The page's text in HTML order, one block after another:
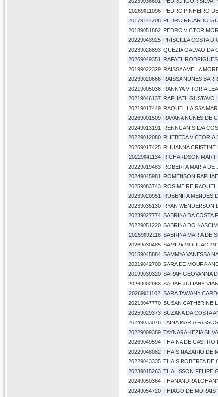
20269011096
PEDRO PINHEIRO
20179144208 PEDRO RICARDO
20189051882 PEDRO VICTOR
20229043925 PRISCILLA COSTA
20239026893 QUEZIA GALVAO DA
20269049351
RAFAEL
20199022329 RAISSA AMELIA
20239020666 RAISSA NUNES
20219005036 RANNYA VITORIA
20219046137 RAPHAEL GUSTAVO
20219017449 RAQUEL LAISSA
20269001509 RAYANA NUNES DE
20249013191
RENNOAN SILVA
20229012080 RHEBECA VICTORIA
20259017425 RHUANNA CRISTINE
20229041134
RICHARDSON
20229019483 ROBERTA MARIA DE
20249045981
ROMENSON
20259083743 ROSIMEIRE
20239020951
RUBENITA MENDES
20239035130 RYAN WENDERSON
20239027774 SABRINA DA COSTA
20229051220 SABRINA DO
20259092116 SABRINA MARIA DE
20269030485 SAMIRA MOURAO
20159045884 SAMMYA VANESSA
20219042700 SARA DE MOURA
20199030320 SARAH GEOVANNA
20269002963 SARAH JULIANY
20269011102 SARA TAWANY
20219047770 SUSAN CATHERINE
20259029373 SUZANA DA COSTA
20249033078 TAINA MARIA
20229009389 TAYNARA KEZIA
20269049594 THAINA DE CASTRO
20229048082 THAIS NAZARIO DE
20229043335 THAIS ROBERTA DE
20239015263 THALISSON FELIPE
20249050364 THANANDRA
20249054720 THIAGO DE MORAIS